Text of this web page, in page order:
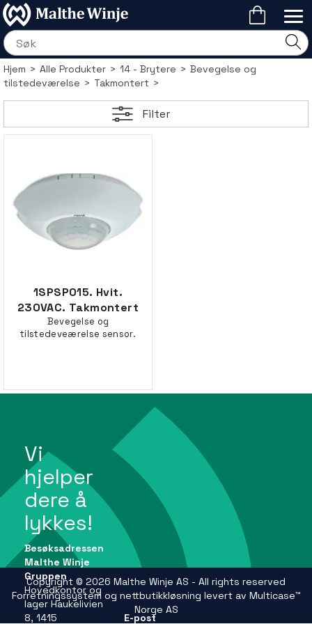
Hjem>Alle Produkter>14 - Brytere>Bevegelse og
tilstedeværelse>Takmontert>
Filter
1SPSP015. Hvit.
230VAC. Takmontert
Bevegelse og
tilstedeveærelse sensor.
Vi
hjelper
dere å
lykkes!
Besøksadressen
Malthe Winje
Gruppen
Hovedkontor og
lager Haukelivien
8, 1415
E-post
Copyright © 2026 Malthe Winje AS - All rights reserved
Forretningssystem og nettbutikkløsning levert av Multicase™
Norge AS